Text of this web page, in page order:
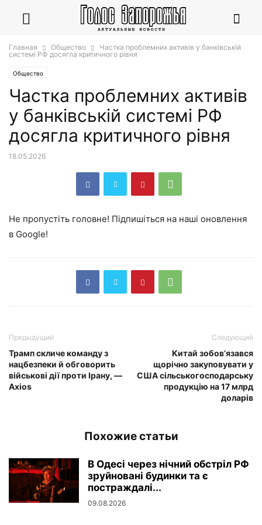
Главная Общество
Частка проблемних активів у банківській
системі РФ досягла критичного рівня
Общество
Частка проблемних активів
у банківській системі РФ
досягла критичного рівня
18.05.2026
Не пропустіть головне! Підпишіться на наші оновлення
в Google!
Предыдущий
Трамп скличе команду з
нацбезпеки й обговорить
військові дії проти Ірану, —
Axios
Следующий
Китай зобов’язався
щорічно закуповувати у
США сільськогосподарську
продукцію на 17 млрд
доларів
Похожие статьи
В Одесі через нічний обстріл РФ
зруйновані будинки та є
постраждалі...
09.08.2026